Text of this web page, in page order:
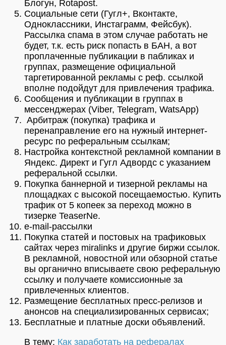
Блогун, Rotapost.
Социальные сети (Гугл+, Вконтакте,
Одноклассники, Инстаграмм, Фейсбук).
Рассылка спама в этом случае работать не
будет, т.к. есть риск попасть в БАН, а вот
проплаченные публикации в пабликах и
группах, размещение официальной
таргетированной рекламы с реф. ссылкой
вполне подойдут для привлечения трафика.
Сообщения и публикации в группах в
мессенджерах (Viber, Telegram, WatsApp)
Арбитраж (покупка) трафика и
перенаправление его на нужный интернет-
ресурс по реферальным ссылкам;
Настройка контекстной рекламной компании в
Яндекс. Директ и Гугл Адвордс с указанием
реферальной ссылки.
Покупка баннерной и тизерной рекламы на
площадках с высокой посещаемостью. Купить
трафик от 5 копеек за переход можно в
тизерке TeaserNe.
e-mail-рассылки
Покупка статей и постовых на трафиковых
сайтах через miralinks и другие биржи ссылок.
В рекламной, новостной или обзорной статье
вы органично вписываете свою реферальную
ссылку и получаете комиссионные за
привлеченных клиентов.
Размещение бесплатных пресс-релизов и
анонсов на специализированных сервисах;
Бесплатные и платные доски объявлений.
В тему: Как заработать на рефералах